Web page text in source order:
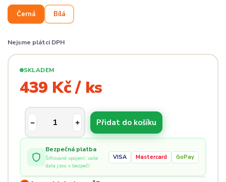
Černá Bílá
Nejsme plátci DPH
SKLADEM
439 Kč / ks
Přidat do košíku
Bezpečná platba
Šifrované spojení, vaše
data jsou v bezpečí
VISA Mastercard GoPay